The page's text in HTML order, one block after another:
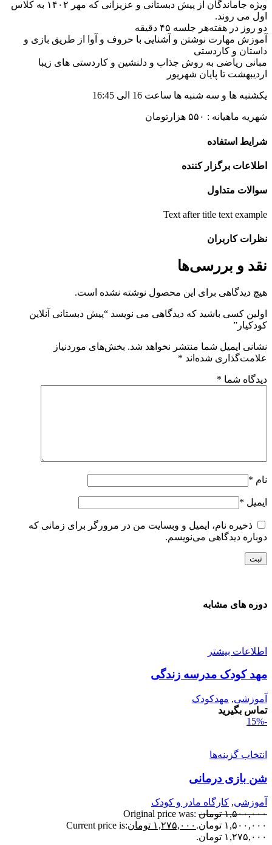
ویژه جاماندگان از پیش دبستانی و عزیزانی که مهر ۱۴۰۲ به کلاس
می روند.
روز در هفتههر جلسه ۴۵ دقیقه
مهارت نوشتن و آشنایی با حروف و آوا از طریق بازی و
و کاردستی
ریاضی به روش جذاب و دلنشین و کاردستی های زیبا
تا پایان شهریور
ها و سه شنبه ها ساعت 16 الی 16:45
ماهیانه : ۵۵۰ هزارتومان
استفاده
برگزار کننده
متداول
Text after title text
کاربران
و بررسی‌ها
دیدگاهی برای این محصول نوشته نشده است.
کسی باشید که دیدگاهی می نویسد “پیش دبستانی آنلاین
ایمیل شما منتشر نخواهد شد. بخش‌های موردنیاز
شده‌اند*
شما*
*
*
ذخیره نام، ایمیل و وبسایت من در مرورگر برای زمانی که
دیدگاهی می‌نویسم.
های مشابه
بیشتر
کودک مدرسه زندگی
, مهدکودک
بگیرید
گزینه‌ها
بازی درمانی
, کارگاه مادر و کودک
تومان Original price was:
تومان.
۱,۲۷۵,۰۰۰ تومانCurrent price is:
تومان.